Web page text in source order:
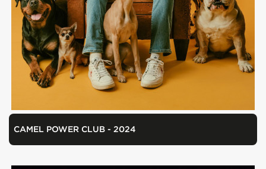
CAMEL POWER CLUB - 2024